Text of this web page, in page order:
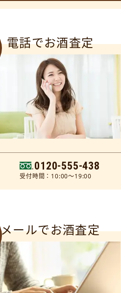
電話でお酒査定
0120-555-438
受付時間：10:00～19:00
メールでお酒査定